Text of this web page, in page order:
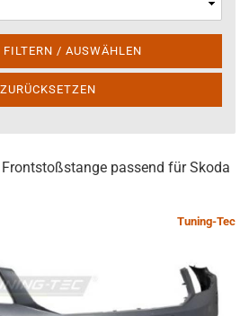
FILTERN / AUSWÄHLEN
ZURÜCKSETZEN
passend für Skoda
Tuning-Tec